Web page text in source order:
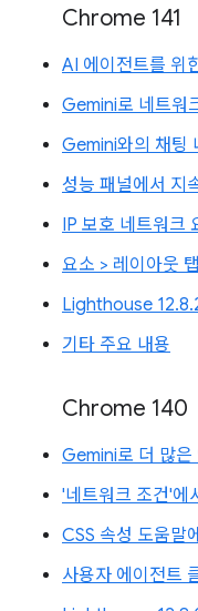
Chrome 141
AI 에이전트를 위
Gemini로 네트워
Gemini와의 채팅
성능 패널에서 지
IP 보호 네트워크
요소 > 레이아웃
Lighthouse
기타 주요 내용
Chrome 140
Gemini로 더 많은
'네트워크 조건'에
CSS 속성 도움말
사용자 에이전트